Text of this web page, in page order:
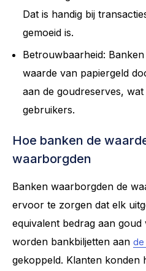
Dat is handig bij
gemoeid is.
Betrouwbaarheid:
waarde van papiergeld
aan de goudreserves,
gebruikers.
Hoe banken de
waarborgden
Banken waarborgden de
ervoor te zorgen dat elk
equivalent bedrag aan
worden bankbiljetten aan de
gekoppeld. Klanten konden